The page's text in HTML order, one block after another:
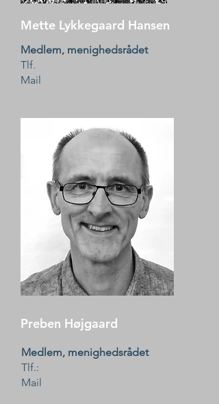
Mette Lykkegaard Hansen
Medlem, menighedsrådet
Tlf.
Mail
Preben Højgaard
Medlem, menighedsrådet
Tlf.:
Mail